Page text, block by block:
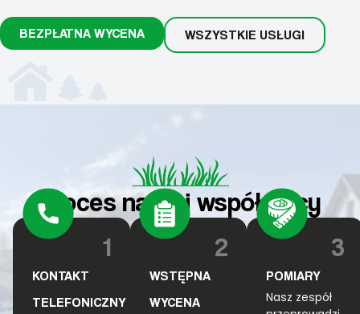
BEZPŁATNA WYCENA WSZYSTKIE USŁUGI
Proces naszej współpracy
1
KONTAKT
TELEFONICZNY
2
WSTĘPNA
WYCENA
3
POMIARY
Nasz zespół